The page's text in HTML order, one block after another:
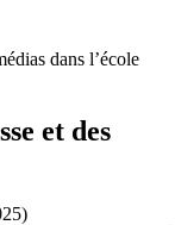
dans l’école
et des
)